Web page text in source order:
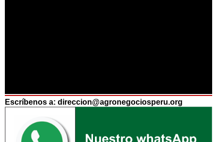
Escríbenos a: direccion@agronegociosperu.org